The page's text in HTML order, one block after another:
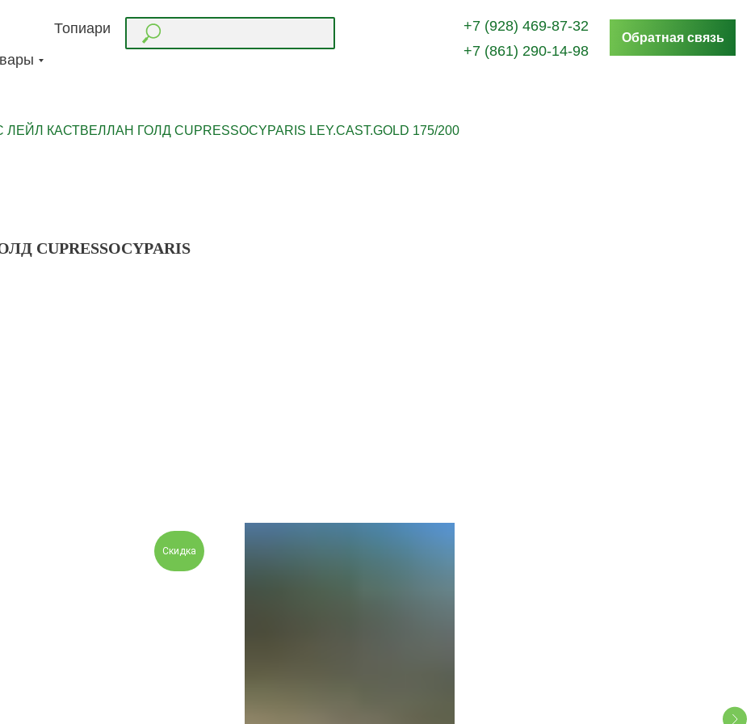
Топиари
Обратная связь
+7 (861) 290-14-98
+7 (928) 469-87-32
ЛЕЙЛ КАСТВЕЛЛАН ГОЛД CUPRESSOCYPARIS LEY.CAST.GOLD 175/200
CUPRESSOCYPARIS
Скидка